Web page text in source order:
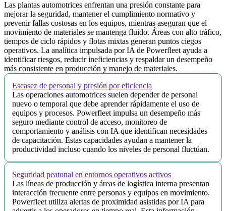
Las plantas automotrices enfrentan una presión constante para
mejorar la seguridad, mantener el cumplimiento normativo y
prevenir fallas costosas en los equipos, mientras aseguran que el
movimiento de materiales se mantenga fluido. Áreas con alto tráfico,
tiempos de ciclo rápidos y flotas mixtas generan puntos ciegos
operativos. La analítica impulsada por IA de Powerfleet ayuda a
identificar riesgos, reducir ineficiencias y respaldar un desempeño
más consistente en producción y manejo de materiales.
Escasez de personal y presión por eficiencia
Las operaciones automotrices suelen depender de personal
nuevo o temporal que debe aprender rápidamente el uso de
equipos y procesos. Powerfleet impulsa un desempeño más
seguro mediante control de acceso, monitoreo de
comportamiento y análisis con IA que identifican necesidades
de capacitación. Estas capacidades ayudan a mantener la
productividad incluso cuando los niveles de personal fluctúan.
Seguridad peatonal en entornos operativos activos
Las líneas de producción y áreas de logística interna presentan
interacción frecuente entre personas y equipos en movimiento.
Powerfleet utiliza alertas de proximidad asistidas por IA para